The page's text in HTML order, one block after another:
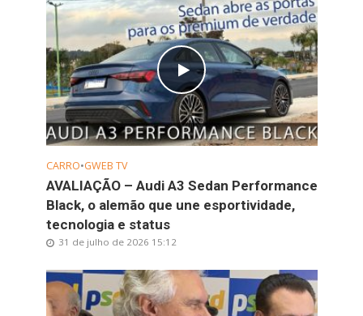
CARRO•GWEB TV
AVALIAÇÃO – Audi A3 Sedan Performance
Black, o alemão que une esportividade,
tecnologia e status
31 de julho de 2026 15:12